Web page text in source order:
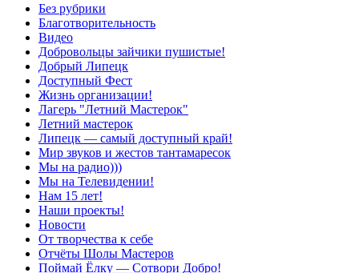
Без рубрики
Благотворительность
Видео
Добровольцы зайчики пушистые!
Добрый Липецк
Доступный Фест
Жизнь организации!
Лагерь "Летний Мастерок"
Летний мастерок
Липецк — самый доступный край!
Мир звуков и жестов тантамаресок
Мы на радио)))
Мы на Телевидении!
Нам 15 лет!
Наши проекты!
Новости
От творчества к себе
Отчёты Шолы Мастеров
Поймай Ёлку — Сотвори Добро!